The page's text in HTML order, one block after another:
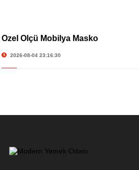
Özel Ölçü Mobilya Masko
2026-08-04 23:16:30